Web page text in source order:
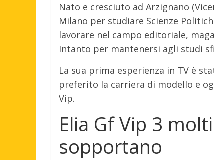
Nato e cresciuto ad Arzignano
Milano per studiare Scienze
lavorare nel campo editoriale,
Intanto per mantenersi agli studi
La sua prima esperienza in TV è
preferito la carriera di modello e
Vip.
Elia Gf Vip 3
sopportano